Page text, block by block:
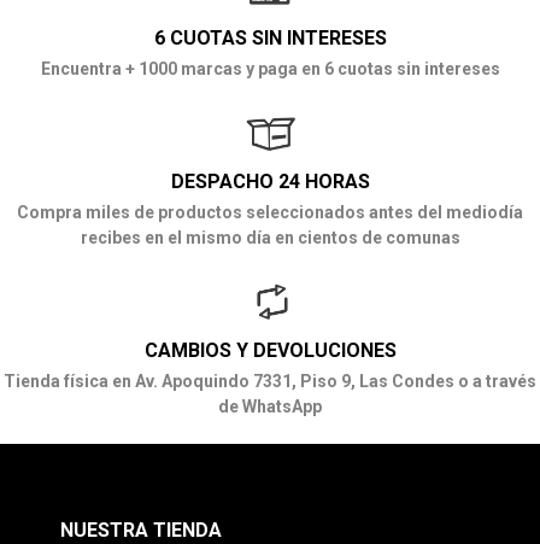
6 CUOTAS SIN INTERESES
Encuentra + 1000 marcas y paga en 6 cuotas sin intereses
DESPACHO 24 HORAS
Compra miles de productos seleccionados antes del mediodía
recibes en el mismo día en cientos de comunas
CAMBIOS Y DEVOLUCIONES
Tienda física en Av. Apoquindo 7331, Piso 9, Las Condes o a través
de WhatsApp
NUESTRA TIENDA